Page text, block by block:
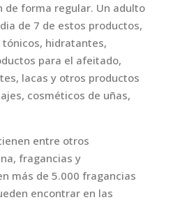
de forma regular. Un adulto
de 7 de estos productos,
hidratantes,
para el afeitado,
lacas y otros productos
cosméticos de uñas,
entre otros
fragancias y
más de 5.000 fragancias
encontrar en las